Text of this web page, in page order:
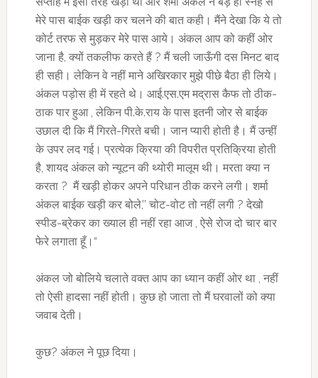
मेरे पास बाईक खड़ी कर चलने की बात कही। मैंने देखा कि ये तो
कोर्ट तरफ से मुड़कर मेरे पास आये। अंकल आप को कहीं ओर
जाना है, क्यों तकलीफ करते हैं ? मैं चली जाऊँगी दस मिनट बाद
ही सही। लेकिन वे नहीं माने अखिरकार मुझे पीछे बैठा ही लिये।
अंकल पड़ोस ही में रहते थे। आई.एस.एम मद्रास कैफ तो ठीक-
ठाक पार हुआ , लेकिन पी.के.राय के पास इतनी जोर से बाईक
उछाल दी कि मैं गिरते-गिरते बची। जान प्यारी होती है। मैं उन्हीं
के उपर लद गई। प्रत्येक क्रिया की विपरीत प्रतिक्रिया होती
है, शायद अंकल को न्यूटन की थ्योरी मालूम थी। मरता क्या न
करता ? मैं खड़ी होकर अपने परिधान ठीक करने लगी। शर्मा
अंकल बाईक खड़ी कर बोले,’’ चोट-वोट तो नहीं लगी ? देखो
स्पीड-ब्रेकर का ख्याल ही नहीं रहा आज , ऐसे रोज दो चार बार
फेरे लगाता हूँ।“
अंकल जो बोलिये चलाते वक्त आप का ध्यान कहीं ओर था , नहीं
तो ऐसी हादसा नहीं होती। कुछ हो जाता तो मैं घरवालों को क्या
जवाब देती।
कुछ? अंकल ने पूछ दिया।